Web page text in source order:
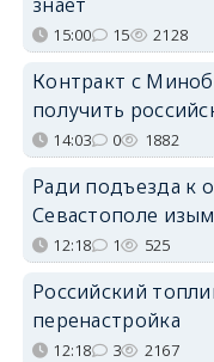
15:00 15 2128
Контракт с
получить
14:03 0 1882
Ради подъезда к
Севастополе
12:18 1 525
Российский
перенастройка
12:18 3 2167